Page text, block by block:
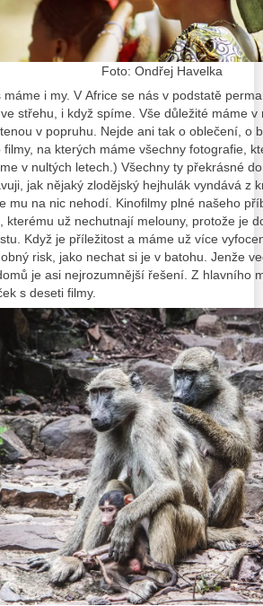
Foto: Ondřej Havelka
máme i my. V Africe se nás v podstatě
střehu, i když spíme. Vše důležité máme
v popruhu. Nejde ani tak o oblečení, o
filmy, na kterých máme všechny fotografie,
v nultých letech.) Všechny ty překrásné
jak nějaký zlodějský hejhulák vyndává z
mu na nic nehodí. Kinofilmy plné našeho
kterému už nechutnají melouny, protože je
Když je příležitost a máme už více
risk, jako nechat si je v batohu. Jenže
je asi nejrozumnější řešení. Z hlavního
s deseti filmy.